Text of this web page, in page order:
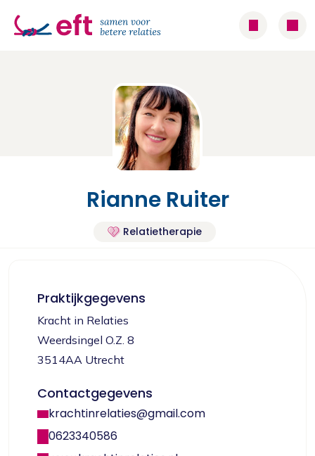
Rianne Ruiter
Relatietherapie
Praktijkgegevens
Kracht in Relaties
Weerdsingel O.Z. 8
3514AA Utrecht
Contactgegevens
krachtinrelaties@gmail.com
0623340586